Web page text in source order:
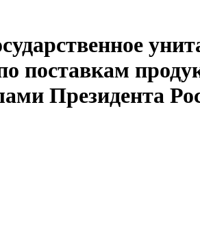
поставкам
Президента